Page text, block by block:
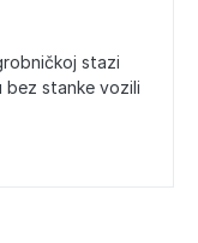
stazi
bez stanke vozili